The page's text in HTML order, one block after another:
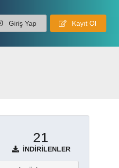
Giriş Yap Kayıt Ol
21
İNDIRILENLER